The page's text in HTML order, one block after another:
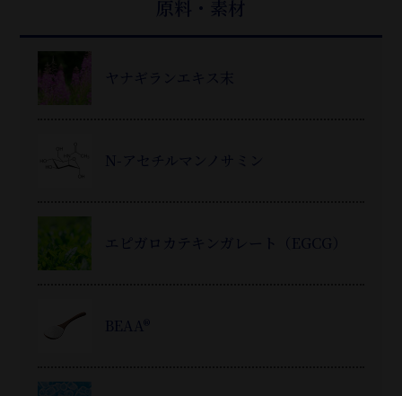
原料・素材
ヤナギランエキス末
N-アセチルマンノサミン
エピガロカテキンガレート（EGCG）
BEAA®